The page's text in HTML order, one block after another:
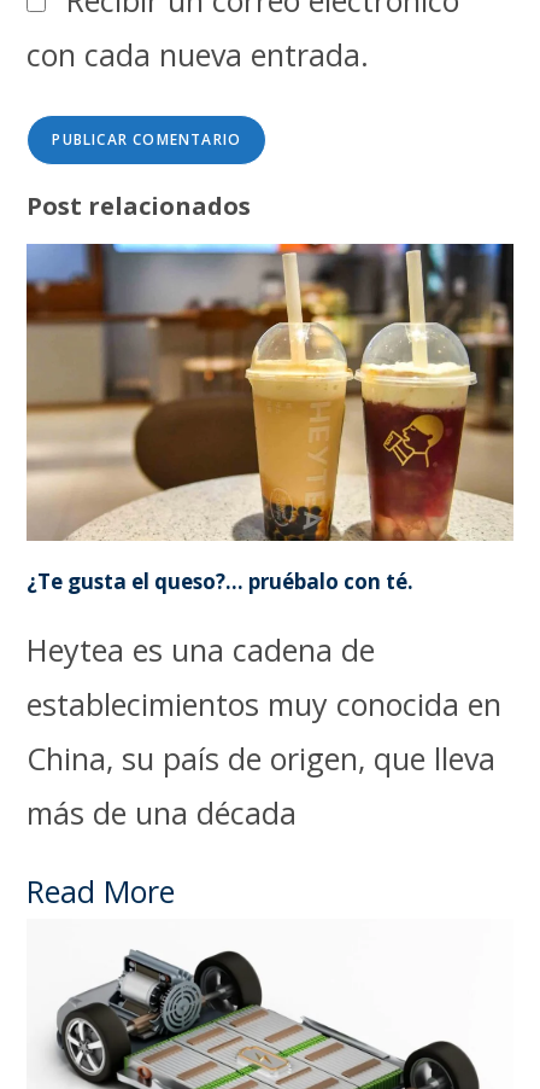
con cada nueva entrada.
Post relacionados
¿Te gusta el queso?… pruébalo con té.
Heytea es una cadena de
establecimientos muy conocida en
China, su país de origen, que lleva
más de una década
Read More